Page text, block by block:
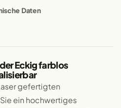
Daten
Eckig farblos
gefertigten
ein hochwertiges